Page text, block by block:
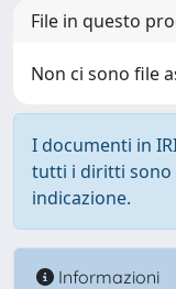
File in questo
Non ci sono file
I documenti in
tutti i diritti sono
indicazione.
Informazioni